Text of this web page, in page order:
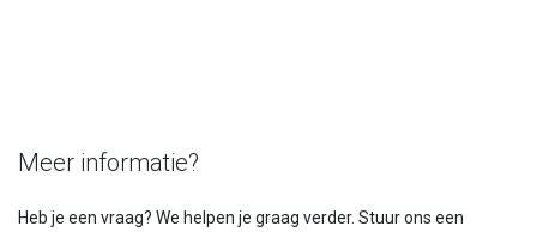
Meer informatie?
Heb je een vraag? We helpen je graag verder. Stuur ons een